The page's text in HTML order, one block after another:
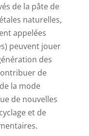
de la pâte de
naturelles,
appelées
peuvent jouer
des
de
la mode
de nouvelles
et de